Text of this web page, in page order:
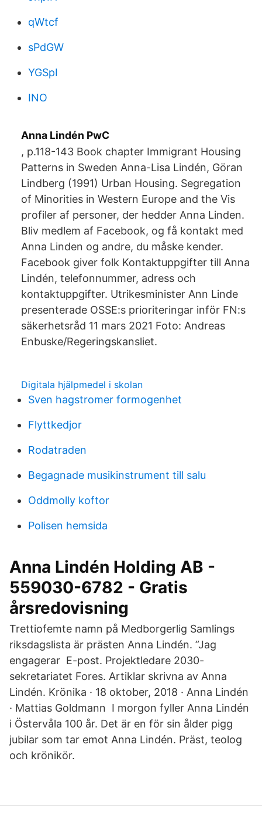
qWtcf
sPdGW
YGSpI
INO
Anna Lindén PwC
, p.118-143 Book chapter Immigrant Housing
Patterns in Sweden Anna-Lisa Lindén, Göran
Lindberg (1991) Urban Housing. Segregation
of Minorities in Western Europe and the Vis
profiler af personer, der hedder Anna Linden.
Bliv medlem af Facebook, og få kontakt med
Anna Linden og andre, du måske kender.
Facebook giver folk Kontaktuppgifter till Anna
Lindén, telefonnummer, adress och
kontaktuppgifter. Utrikesminister Ann Linde
presenterade OSSE:s prioriteringar inför FN:s
säkerhetsråd 11 mars 2021 Foto: Andreas
Enbuske/Regeringskansliet.
Digitala hjälpmedel i skolan
Sven hagstromer formogenhet
Flyttkedjor
Rodatraden
Begagnade musikinstrument till salu
Oddmolly koftor
Polisen hemsida
Anna Lindén Holding AB -
559030-6782 - Gratis
årsredovisning
Trettiofemte namn på Medborgerlig Samlings
riksdagslista är prästen Anna Lindén. ”Jag
engagerar E-post. Projektledare 2030-
sekretariatet Fores. Artiklar skrivna av Anna
Lindén. Krönika · 18 oktober, 2018 · Anna Lindén
· Mattias Goldmann I morgon fyller Anna Lindén
i Östervåla 100 år. Det är en för sin ålder pigg
jubilar som tar emot Anna Lindén. Präst, teolog
och krönikör.